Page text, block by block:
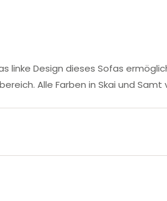
linke Design dieses Sofas
Alle Farben in Skai und Samt